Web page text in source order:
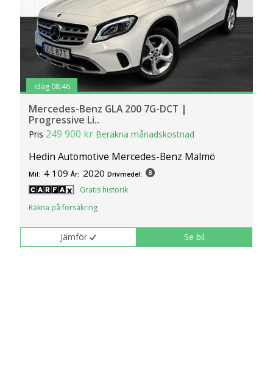
idag 08:46
Mercedes-Benz GLA 200 7G-DCT |
Progressive Li..
Pris 249 900 kr Beräkna månadskostnad
Hedin Automotive Mercedes-Benz Malmö
Mil: 4 109 År: 2020 Drivmedel:
Gratis historik
Räkna på försäkring
Jämför Se bil